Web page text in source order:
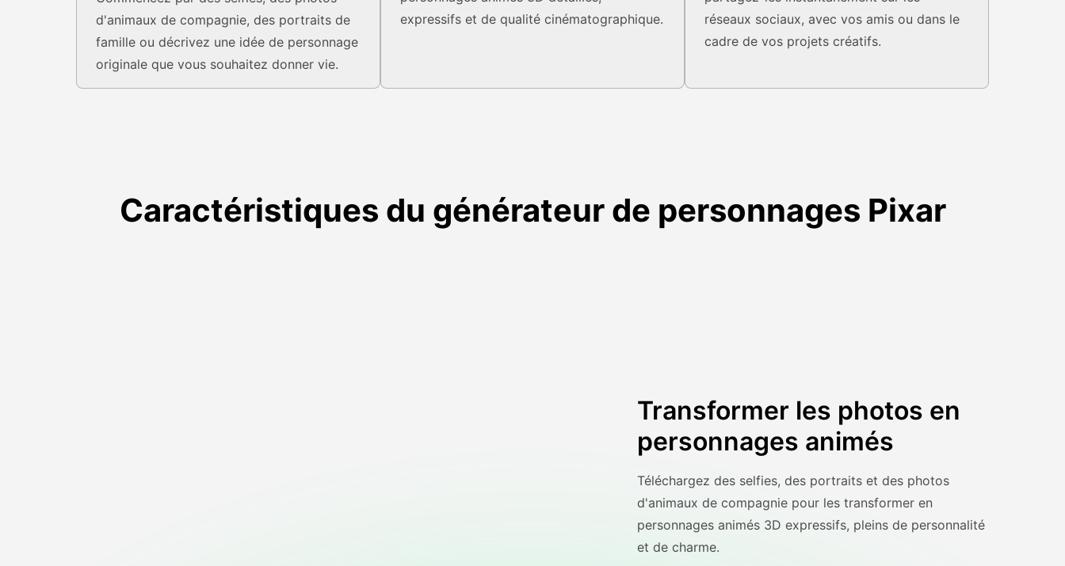
d'animaux de compagnie, des portraits de
famille ou décrivez une idée de personnage
originale que vous souhaitez donner vie.
expressifs et de qualité cinématographique.
réseaux sociaux, avec vos amis ou dans le
cadre de vos projets créatifs.
Caractéristiques du générateur de personnages Pixar
Transformer les photos en
personnages animés
Téléchargez des selfies, des portraits et des photos
d'animaux de compagnie pour les transformer en
personnages animés 3D expressifs, pleins de personnalité
et de charme.